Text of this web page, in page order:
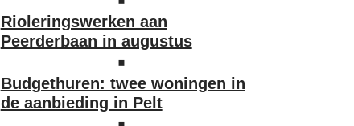
Rioleringswerken aan
Peerderbaan in augustus
Budgethuren: twee woningen in
de aanbieding in Pelt